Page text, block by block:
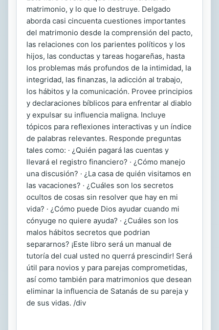
matrimonio, y lo que lo destruye. Delgado
aborda casi cincuenta cuestiones importantes
del matrimonio desde la comprensión del pacto,
las relaciones con los parientes políticos y los
hijos, las conductas y tareas hogareñas, hasta
los problemas más profundos de la intimidad, la
integridad, las finanzas, la adicción al trabajo,
los hábitos y la comunicación. Provee principios
y declaraciones bíblicos para enfrentar al diablo
y expulsar su influencia maligna. Incluye
tópicos para reflexiones interactivas y un índice
de palabras relevantes. Responde preguntas
tales como: · ¿Quién pagará las cuentas y
llevará el registro financiero? · ¿Cómo manejo
una discusión? · ¿La casa de quién visitamos en
las vacaciones? · ¿Cuáles son los secretos
ocultos de cosas sin resolver que hay en mi
vida? · ¿Cómo puede Dios ayudar cuando mi
cónyuge no quiere ayuda? · ¿Cuáles son los
malos hábitos secretos que podrian
separarnos? ¡Este libro será un manual de
tutoría del cual usted no querrá prescindir! Será
útil para novios y para parejas comprometidas,
así como también para matrimonios que desean
eliminar la influencia de Satanás de su pareja y
de sus vidas. /div